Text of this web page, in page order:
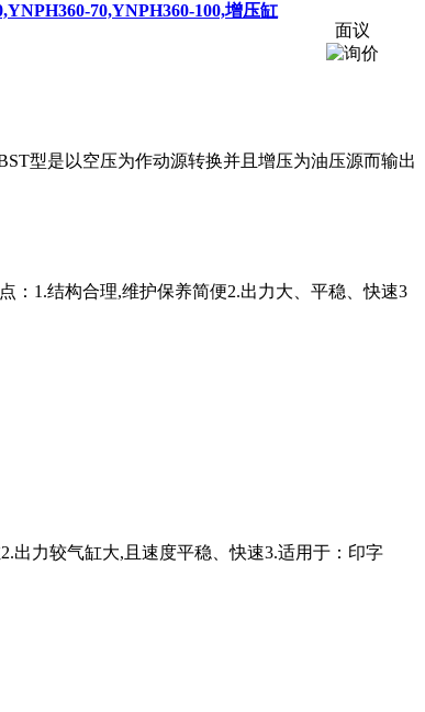
70,YNPH360-100,增压缸
面议
型是以空压为作动源转换并且增压为油压源而输出
：1.结构合理,维护保养简便2.出力大、平稳、快速3
出力较气缸大,且速度平稳、快速3.适用于：印字